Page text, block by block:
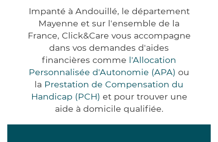
Impanté à Andouillé, le département
Mayenne et sur l'ensemble de la
France, Click&Care vous accompagne
dans vos demandes d'aides
financières comme l'Allocation
Personnalisée d'Autonomie (APA) ou
la Prestation de Compensation du
Handicap (PCH) et pour trouver une
aide à domicile qualifiée.